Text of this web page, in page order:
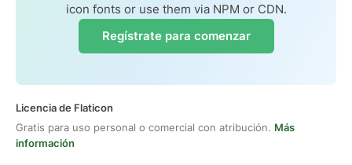
icon fonts or use them via NPM or CDN.
Regístrate para comenzar
Licencia de Flaticon
Gratis para uso personal o comercial con atribución. Más
información